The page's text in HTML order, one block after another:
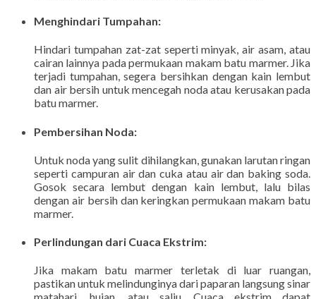
Menghindari Tumpahan:
Hindari tumpahan zat-zat seperti minyak, air asam, atau
cairan lainnya pada permukaan makam batu marmer. Jika
terjadi tumpahan, segera bersihkan dengan kain lembut
dan air bersih untuk mencegah noda atau kerusakan pada
batu marmer.
Pembersihan Noda:
Untuk noda yang sulit dihilangkan, gunakan larutan ringan
seperti campuran air dan cuka atau air dan baking soda.
Gosok secara lembut dengan kain lembut, lalu bilas
dengan air bersih dan keringkan permukaan makam batu
marmer.
Perlindungan dari Cuaca Ekstrim:
Jika makam batu marmer terletak di luar ruangan,
pastikan untuk melindunginya dari paparan langsung sinar